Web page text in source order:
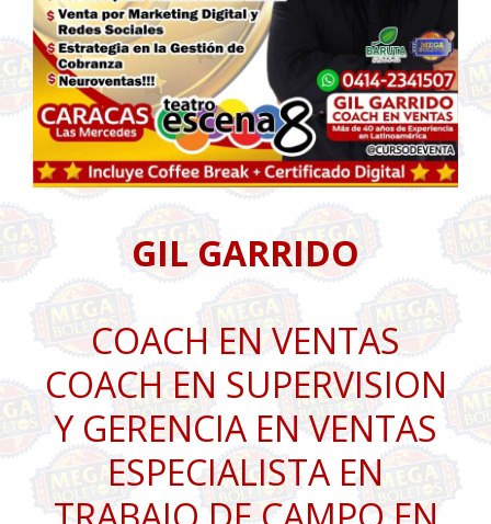
GIL GARRIDO
COACH EN VENTAS
COACH EN SUPERVISION
Y GERENCIA EN VENTAS
ESPECIALISTA EN